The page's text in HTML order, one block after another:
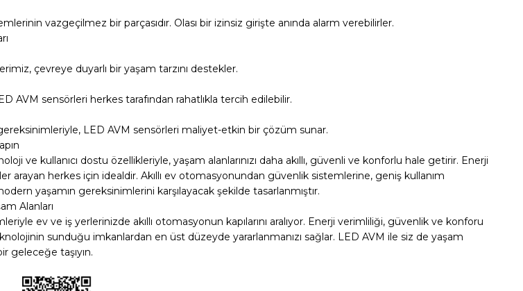
vazgeçilmez bir parçasıdır. Olası bir izinsiz girişte anında alarm verebilirler.
çevreye duyarlı bir yaşam tarzını destekler.
AVM sensörleri herkes tarafından rahatlıkla tercih edilebilir.
LED AVM sensörleri maliyet-etkin bir çözüm sunar.
ve kullanıcı dostu özellikleriyle, yaşam alanlarınızı daha akıllı, güvenli ve konforlu hale getirir. Enerji
arayan herkes için idealdir. Akıllı ev otomasyonundan güvenlik sistemlerine, geniş kullanım
yaşamın gereksinimlerini karşılayacak şekilde tasarlanmıştır.
Alanları
ev ve iş yerlerinizde akıllı otomasyonun kapılarını aralıyor. Enerji verimliliği, güvenlik ve konforu
sunduğu imkanlardan en üst düzeyde yararlanmanızı sağlar. LED AVM ile siz de yaşam
geleceğe taşıyın.